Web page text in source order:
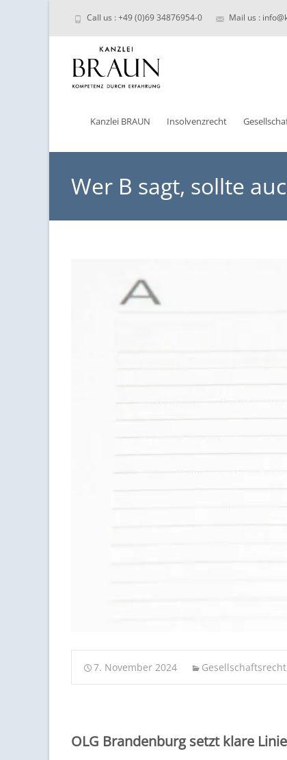
Call us : +49 (0)69 34876954-0 Mail us :
toKanzlei BRAUN Insolvenzrecht
Wer B sagt, sollte
7. November 2024 Gesellschaftsrecht
OLG Brandenburg setzt klare